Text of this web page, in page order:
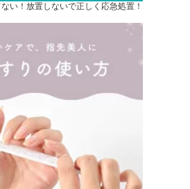
い！放置しないで正しく応急処置！